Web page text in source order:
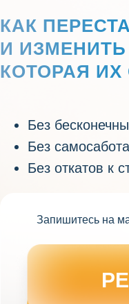
КАК
И
КОТОРАЯ ИХ
Запишитесь на
Без
Без
Без откатов к